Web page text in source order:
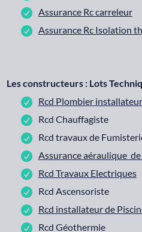
Assurance Rc carreleur
Assurance Rc Isolation
Les constructeurs : Lots
Rcd Plombier
Rcd Chauffagiste
Rcd travaux de
Assurance aéraulique
Rcd Travaux Electriques
Rcd Ascensoriste
Rcd installateur de
Rcd Géothermie